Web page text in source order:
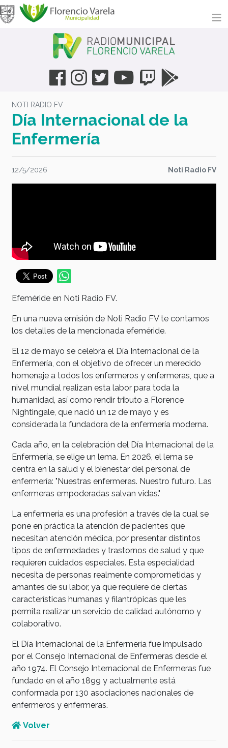
NOTI RADIO FV
Día Internacional de la
Enfermería
12/5/2026 Noti Radio FV
Efeméride en Noti Radio FV.
En una nueva emisión de Noti Radio FV te contamos
los detalles de la mencionada efeméride.
El 12 de mayo se celebra el Día Internacional de la
Enfermería, con el objetivo de ofrecer un merecido
homenaje a todos los enfermeros y enfermeras, que a
nivel mundial realizan esta labor para toda la
humanidad, así como rendir tributo a Florence
Nightingale, que nació un 12 de mayo y es
considerada la fundadora de la enfermería moderna.
Cada año, en la celebración del Día Internacional de la
Enfermería, se elige un lema. En 2026, el lema se
centra en la salud y el bienestar del personal de
enfermería: "Nuestras enfermeras. Nuestro futuro. Las
enfermeras empoderadas salvan vidas."
La enfermería es una profesión a través de la cual se
pone en práctica la atención de pacientes que
necesitan atención médica, por presentar distintos
tipos de enfermedades y trastornos de salud y que
requieren cuidados especiales. Esta especialidad
necesita de personas realmente comprometidas y
amantes de su labor, ya que requiere de ciertas
características humanas y filantrópicas que les
permita realizar un servicio de calidad autónomo y
colaborativo.
El Día Internacional de la Enfermería fue impulsado
por el Consejo Internacional de Enfermeras desde el
año 1974. El Consejo Internacional de Enfermeras fue
fundado en el año 1899 y actualmente está
conformada por 130 asociaciones nacionales de
enfermeros y enfermeras.
Volver